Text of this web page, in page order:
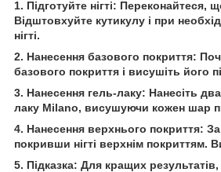
1. Підготуйте нігті: Переконайтеся,
Відштовхуйте кутикулу і при
нігті.
2. Нанесення базового покриття:
базового покриття і висушіть його
3. Нанесення гель-лаку: Нанесіть
лаку Milano, висушуючи кожен шар
4. Нанесення верхнього покриття:
покривши нігті верхнім покриттям.
5. Підказка: Для кращих